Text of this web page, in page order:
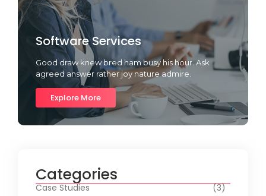
Software Services
Good draw knew bred ham busy his hour. Ask
agreed answer rather joy nature admire.
Explore More
Categories
Case Studies
(3)